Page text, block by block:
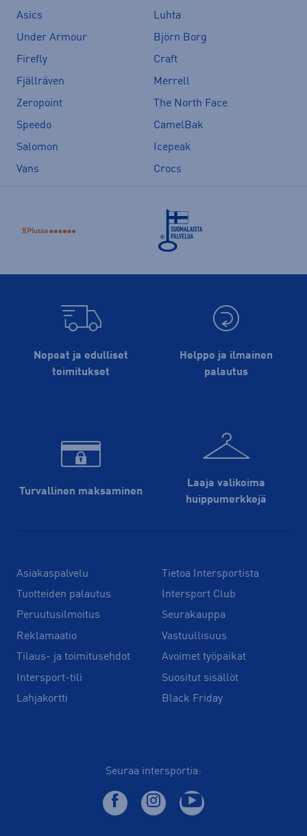
Asics
Luhta
Under Armour
Björn Borg
Firefly
Craft
Fjällräven
Merrell
Zeropoint
The North Face
Speedo
CamelBak
Salomon
Icepeak
Vans
Crocs
Nopeat ja edulliset
toimitukset
Helppo ja ilmainen
palautus
Turvallinen maksaminen
Laaja valikoima
huippu­merkkejä
Asiakaspalvelu
Tuotteiden palautus
Peruutusilmoitus
Reklamaatio
Tilaus- ja toimitusehdot
Intersport-tili
Lahjakortti
Tietoa Intersportista
Intersport Club
Seurakauppa
Vastuullisuus
Avoimet työpaikat
Suositut sisällöt
Black Friday
Seuraa intersportia: